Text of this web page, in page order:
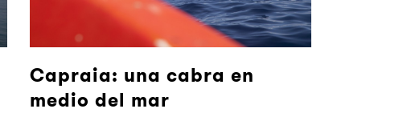
Capraia: una cabra en
medio del mar